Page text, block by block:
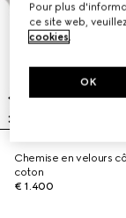
Chemise en velours
coton
€ 1.400
Pour plus
ce site web,
cookies.
OK